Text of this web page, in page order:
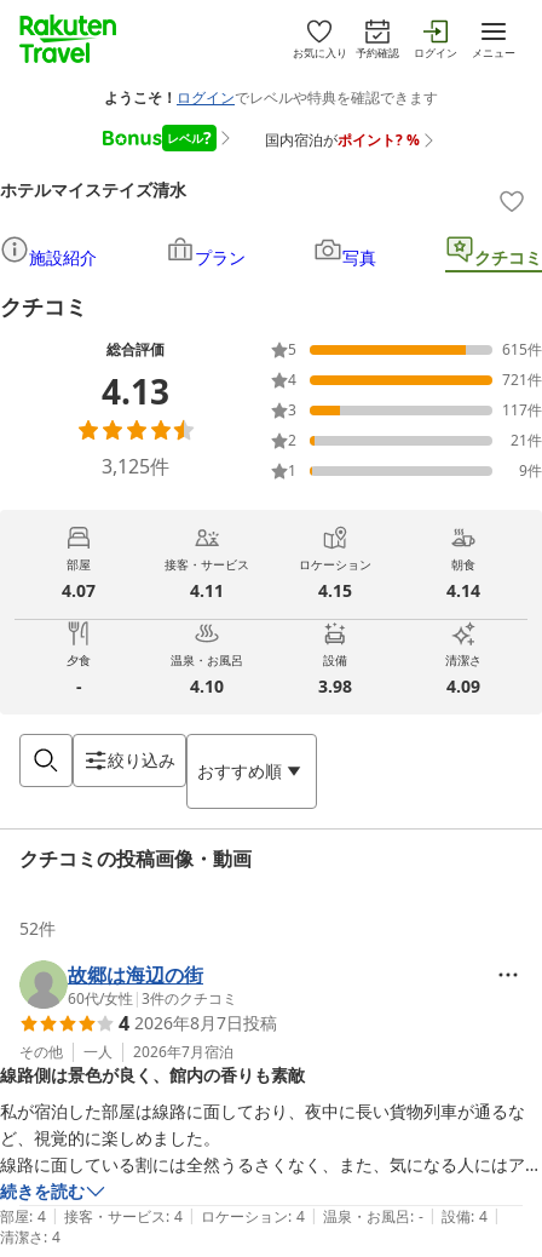
お気に入り 予約確認 ログイン メニュー
ホテルマイステイズ清水
施設紹介 プラン 写真 クチコミ
クチコミ
総合評価
4.13
3,125件
5 615件
4
721件
3
117件
2
21件
1
9件
部屋
4.07
接客・サービス
4.11
ロケーション
4.15
朝食
4.14
夕食
-
温泉・お風呂
4.10
設備
3.98
清潔さ
4.09
絞り込み おすすめ順
クチコミの投稿画像・動画
52件
故郷は海辺の街
60代/女性 |3件のクチコミ
4 2026年8月7日投稿
その他 一人 2026年7月宿泊
線路側は景色が良く、館内の香りも素敵
私が宿泊した部屋は線路に面しており、夜中に長い貨物列車が通るな
ど、視覚的に楽しめました。
線路に面している割には全然うるさくなく、また、気になる人にはアメ
ニティに耳栓もあるので安心です。
館内はとても良い香りで、ちょっとリゾート気分でした。
線路側のお部屋は、海や富士山が見えるのでむしろお勧めです
続きを読む
部屋: 4 | 接客・サービス: 4 | ロケーション: 4 | 温泉・お風呂: - | 設備: 4 |
清潔さ: 4